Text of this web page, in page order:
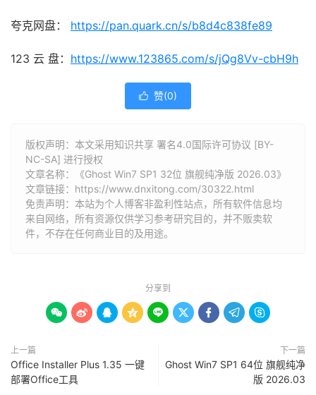
夸克网盘： https://pan.quark.cn/s/b8d4c838fe89
123 云 盘： https://www.123865.com/s/jQg8Vv-cbH9h
 赞(0)
版权声明：本文采用知识共享 署名4.0国际许可协议 [BY-
NC-SA] 进行授权
文章名称：《Ghost Win7 SP1 32位 旗舰纯净版 2026.03》
文章链接： https://www.dnxitong.com/30322.html
免责声明：本站为个人博客非盈利性站点，所有软件信息均
来自网络，所有资源仅供学习参考研究目的，并不贩卖软
件，不存在任何商业目的及用途。
分享到
        
上一篇
Office Installer Plus 1.35 一键
部署Office工具
下一篇
Ghost Win7 SP1 64位 旗舰纯净
版 2026.03